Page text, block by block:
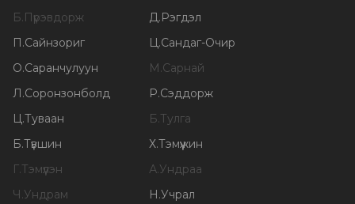
Б.Пүрэвдорж Д.Рэгдэл
П.Сайнзориг Ц.Сандаг-Очир
О.Саранчулуун М.Сарнай
Л.Соронзонболд Р.Сэддорж
Ц.Туваан Б.Тулга
Б.Түвшин Х.Тэмүүжин
Г.Тэмүүлэн А.Ундраа
Ч.Ундрам Н.Учрал